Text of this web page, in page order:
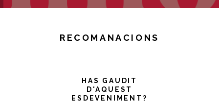
RECOMANACIONS
HAS GAUDIT
D'AQUEST
ESDEVENIMENT?